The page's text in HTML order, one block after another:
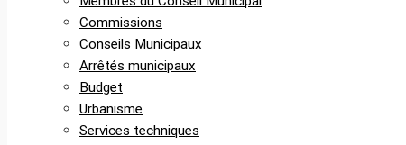
Commissions
Conseils Municipaux
Arrêtés municipaux
Budget
Urbanisme
Services techniques